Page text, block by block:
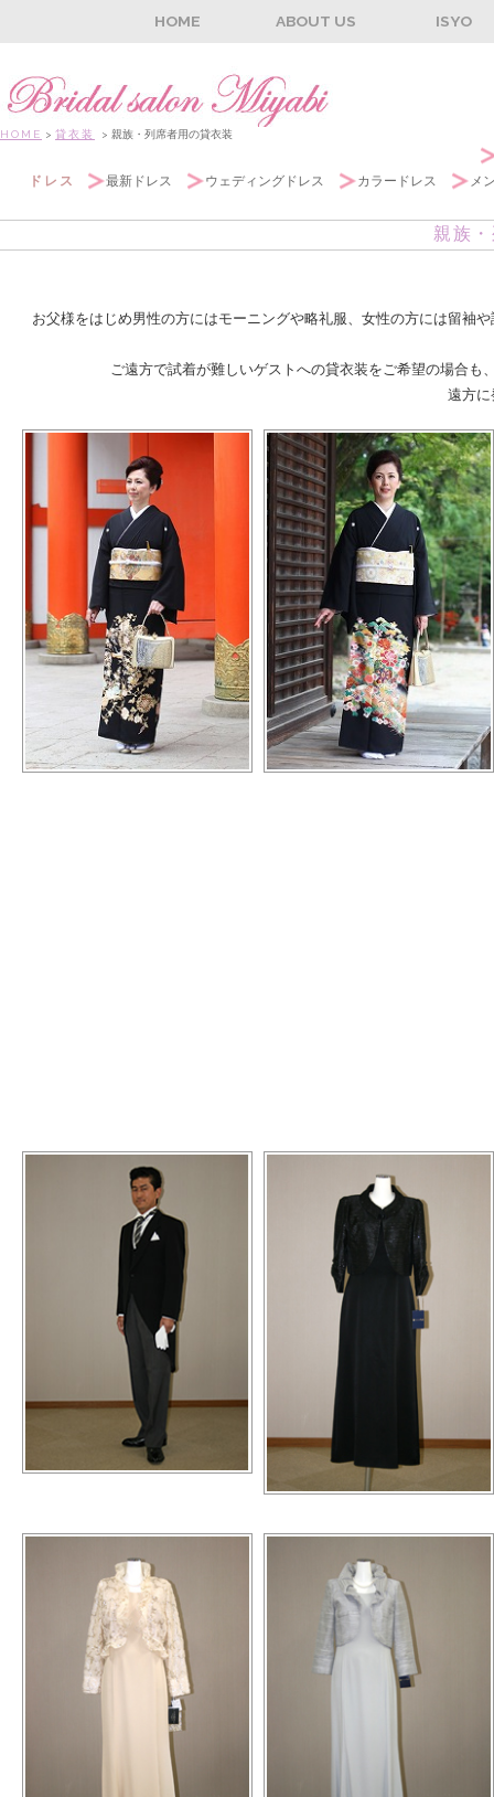
HOME ABOUT US ISYO
HOME > 貸衣装 > 親族・列席者用の貸衣装
ドレス 最新ドレス ウェディングドレス カラードレス メ
親族
お父様をはじめ男性の方にはモーニングや略礼服、女性の方には留袖
ご遠方で試着が難しいゲストへの貸衣装をご希望の場合
遠方に